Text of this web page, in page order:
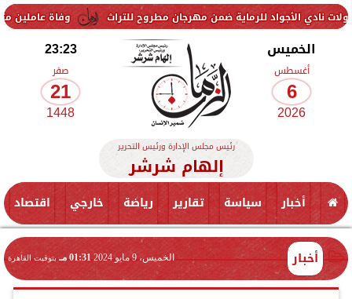
وفاة عاملين متأثرين للرماية ضمن مهرجان مطروح للتراث
الخميس
أغسطس
6
2026
23:23
صفر
21
1448
رئيس مجلس الإدارة ورئيس التحرير
إلهام شرشر
أخبار سياسة تقارير رياضة خارجي اقتصاد
أخبار الخميس، 9 مايو 2024 01:31 مـ بتوقيت القاهرة